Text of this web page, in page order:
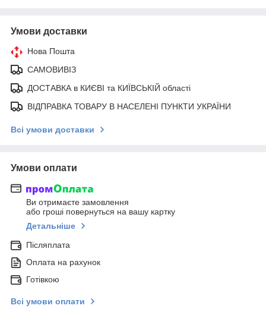
Умови доставки
Нова Пошта
САМОВИВІЗ
ДОСТАВКА в КИЄВІ та КИЇВСЬКІЙ області
ВІДПРАВКА ТОВАРУ В НАСЕЛЕНІ ПУНКТИ УКРАЇНИ
Всі умови доставки
Умови оплати
Ви отримаєте замовлення
або гроші повернуться на вашу картку
Детальніше
Післяплата
Оплата на рахунок
Готівкою
Всі умови оплати